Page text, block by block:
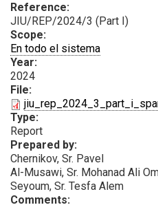
Reference:
JIU/REP/2024/3 (Part I)
Scope:
En todo el sistema
Year:
2024
File:
Type:
Report
Prepared by:
Chernikov, Sr. Pavel
Al-Musawi, Sr. Mohanad Ali
Seyoum, Sr. Tesfa Alem
Comments: